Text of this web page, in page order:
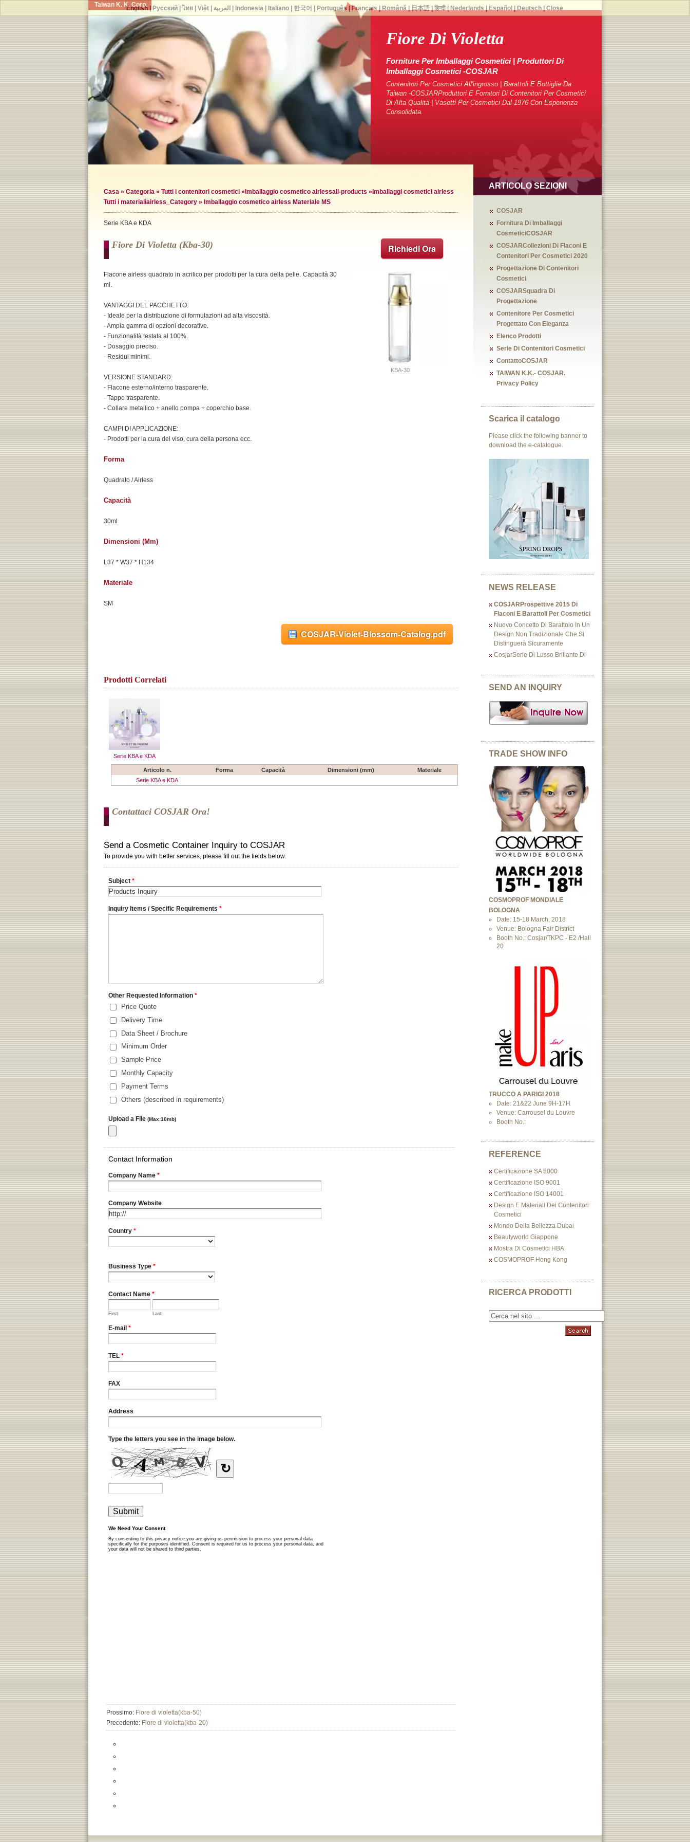
Taiwan K. K. Corp.
Fiore Di Violetta
Forniture Per Imballaggi Cosmetici | Produttori Di
Imballaggi Cosmetici -COSJAR
Contenitori Per Cosmetici All'ingrosso | Barattoli E Bottiglie Da
Taiwan -COSJARProduttori E Fornitori Di Contenitori Per Cosmetici
Di Alta Qualità | Vasetti Per Cosmetici Dal 1976 Con Esperienza
Consolidata.
Casa » Categoria » Tutti i contenitori cosmetici » Imballaggio cosmetico airlessall-products » Imballaggi cosmetici airless
Tutti i materialiairless_Category » Imballaggio cosmetico airless Materiale MS
Serie KBA e KDA
Richiedi Ora
Fiore Di Violetta (kba-30)
KBA-30
Flacone airless quadrato in acrilico per prodotti per la cura della pelle. Capacità 30
ml.
VANTAGGI DEL PACCHETTO:
- Ideale per la distribuzione di formulazioni ad alta viscosità.
- Ampia gamma di opzioni decorative.
- Funzionalità testata al 100%.
- Dosaggio preciso.
- Residui minimi.
VERSIONE STANDARD:
- Flacone esterno/interno trasparente.
- Tappo trasparente.
- Collare metallico + anello pompa + coperchio base.
CAMPI DI APPLICAZIONE:
- Prodotti per la cura del viso, cura della persona ecc.
Forma
Quadrato / Airless
Capacità
30ml
Dimensioni (mm)
L37 * W37 * H134
Materiale
SM
COSJAR-Violet-Blossom-Catalog.pdf
Prodotti Correlati
Serie KBA e KDA
Articolo n. Forma Capacità Dimensioni (mm)
Materiale
Serie KBA e KDA
Contattaci COSJAR Ora!
Prossimo: Fiore di violetta(kba-50)
Precedente: Fiore di violetta(kba-20)
ARTICOLO SEZIONI
COSJAR
Fornitura Di Imballaggi
CosmeticiCOSJAR
COSJARCollezioni Di Flaconi E
Contenitori Per Cosmetici 2020
Progettazione Di Contenitori
Cosmetici
COSJARSquadra Di
Progettazione
Contenitore Per Cosmetici
Progettato Con Eleganza
Elenco Prodotti
Serie Di Contenitori Cosmetici
ContattoCOSJAR
TAIWAN K.K.- COSJAR.
Privacy Policy
Scarica il catalogo
Please click the following banner to
download the e-catalogue.
NEWS RELEASE
COSJARProspettive 2015 Di
Flaconi E Barattoli Per Cosmetici
Nuovo Concetto Di Barattolo In Un
Design Non Tradizionale Che Si
Distinguerà Sicuramente
CosjarSerie Di Lusso Brillante Di
SEND AN INQUIRY
TRADE SHOW INFO
COSMOPROF MONDIALE
BOLOGNA
Date: 15-18 March, 2018
Venue: Bologna Fair District
Booth No.: Cosjar/TKPC - E2 /Hall
20
TRUCCO A PARIGI 2018
Date: 21&22 June 9H-17H
Venue: Carrousel du Louvre
Booth No.:
REFERENCE
Certificazione SA 8000
Certificazione ISO 9001
Certificazione ISO 14001
Design E Materiali Dei Contenitori
Cosmetici
Mondo Della Bellezza Dubai
Beautyworld Giappone
Mostra Di Cosmetici HBA
COSMOPROF Hong Kong
RICERCA PRODOTTI
English| Русский| ไทย| Việt| العربية Indonesia| Italiano| 한국어 Português Français Română| 日本語| हिन्दी| Nederlands Español Deutsch| Close